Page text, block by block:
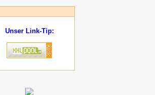
Unser Link-Tip: